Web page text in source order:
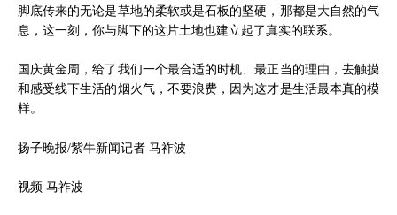
脚底传来的无论是草地的柔软或是石板的坚硬，那都是大自然的气
息，这一刻，你与脚下的这片土地也建立起了真实的联系。
国庆黄金周，给了我们一个最合适的时机、最正当的理由，去触摸
和感受线下生活的烟火气，不要浪费，因为这才是生活最本真的模
样。
扬子晚报/紫牛新闻记者 马祚波
视频 马祚波